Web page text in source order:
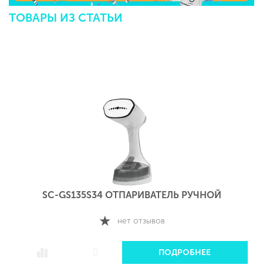
ТОВАРЫ ИЗ СТАТЬИ
SC-GS135S34 ОТПАРИВАТЕЛЬ РУЧНОЙ
нет отзывов
ПОДРОБНЕЕ